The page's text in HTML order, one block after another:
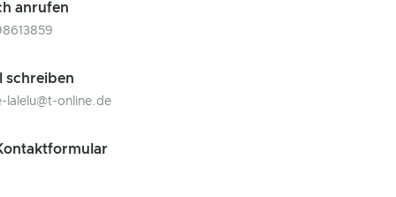
anrufen
schreiben
lalelu@t-online.de